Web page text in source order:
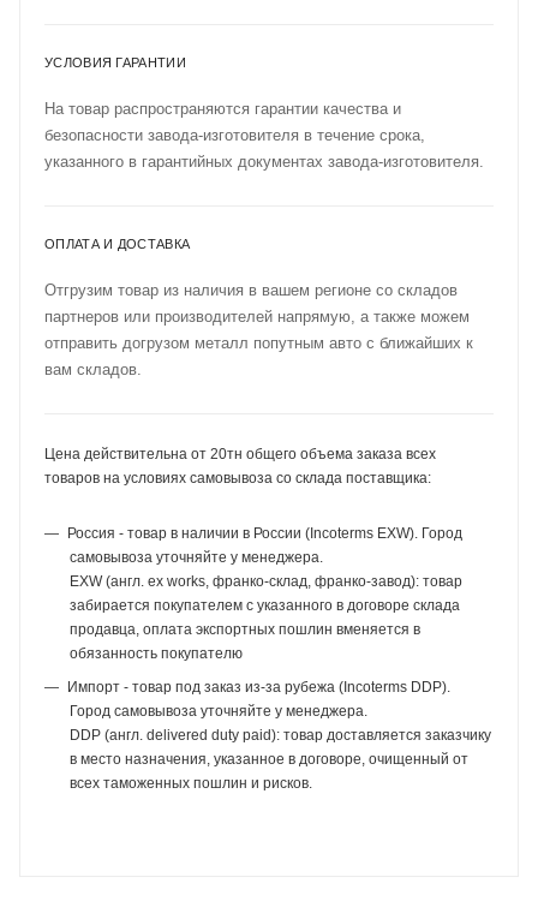
УСЛОВИЯ ГАРАНТИИ
На товар распространяются гарантии качества и
безопасности завода-изготовителя в течение срока,
указанного в гарантийных документах завода-изготовителя.
ОПЛАТА И ДОСТАВКА
Отгрузим товар из наличия в вашем регионе со складов
партнеров или производителей напрямую, а также можем
отправить догрузом металл попутным авто с ближайших к
вам складов.
Цена действительна от 20тн общего объема заказа всех
товаров на условиях самовывоза со склада поставщика:
Россия - товар в наличии в России (Incoterms EXW). Город
самовывоза уточняйте у менеджера.
EXW (англ. ex works, франко-склад, франко-завод): товар
забирается покупателем с указанного в договоре склада
продавца, оплата экспортных пошлин вменяется в
обязанность покупателю
Импорт - товар под заказ из-за рубежа (Incoterms DDP).
Город самовывоза уточняйте у менеджера.
DDP (англ. delivered duty paid): товар доставляется заказчику
в место назначения, указанное в договоре, очищенный от
всех таможенных пошлин и рисков.